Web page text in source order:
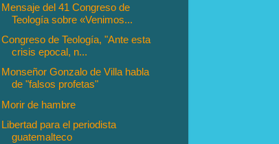
Mensaje del 41 Congreso de
Teología sobre «Venimos...
Congreso de Teología, "Ante esta
crisis epocal, n...
Monseñor Gonzalo de Villa habla
de "falsos profetas"
Morir de hambre
Libertad para el periodista
guatemalteco